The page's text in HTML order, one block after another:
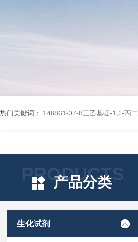
热门关键词： 148861-07-8三乙基硼-1,3-丙
PRODUCTS
产品分类
生化试剂